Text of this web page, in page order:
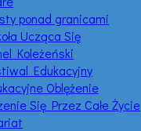
ponad granicami
Ucząca Się
Koleżeński
Edukacyjny
Oblężenie
Się Przez Całe Życie